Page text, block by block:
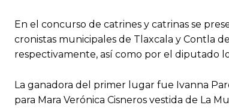
En el concurso de catrines y catrinas se
cronistas municipales de Tlaxcala y Contla
respectivamente, así como por el diputado
La ganadora del primer lugar fue Ivanna
para Mara Verónica Cisneros vestida de La